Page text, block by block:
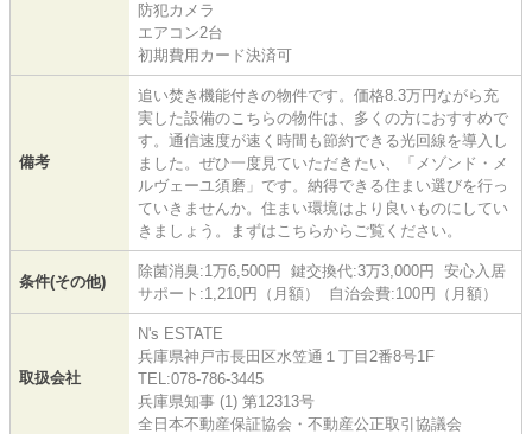
防犯カメラ
エアコン2台
初期費用カード決済可
備考
追い焚き機能付きの物件です。価格8.3万円ながら充
実した設備のこちらの物件は、多くの方におすすめで
す。通信速度が速く時間も節約できる光回線を導入し
ました。ぜひ一度見ていただきたい、「メゾンド・メ
ルヴェーユ須磨」です。納得できる住まい選びを行っ
ていきませんか。住まい環境はより良いものにしてい
きましょう。まずはこちらからご覧ください。
条件(その他)
除菌消臭:1万6,500円 鍵交換代:3万3,000円 安心入居
サポート:1,210円（月額） 自治会費:100円（月額）
取扱会社
N's ESTATE
兵庫県神戸市長田区水笠通１丁目2番8号1F
TEL:078-786-3445
兵庫県知事 (1) 第12313号
全日本不動産保証協会・不動産公正取引協議会